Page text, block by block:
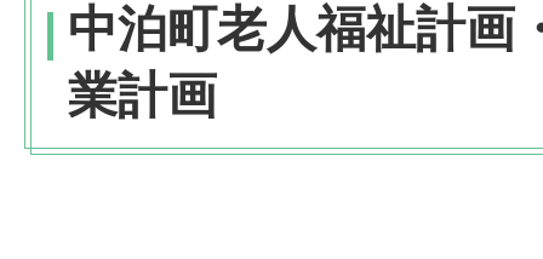
中泊町老人福祉計画
業計画